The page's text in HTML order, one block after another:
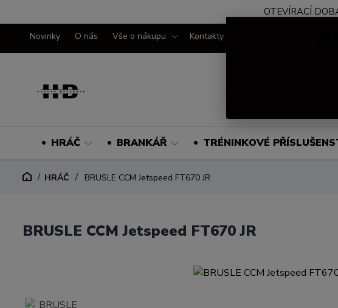
OTEVÍRACÍ
Novinky O nás Vše o nákupu Kontakty
HRÁČ BRANKÁŘ TRÉNINKOVÉ
HRÁČ BRUSLE CCM Jetspeed FT670 JR
BRUSLE CCM Jetspeed FT670 JR